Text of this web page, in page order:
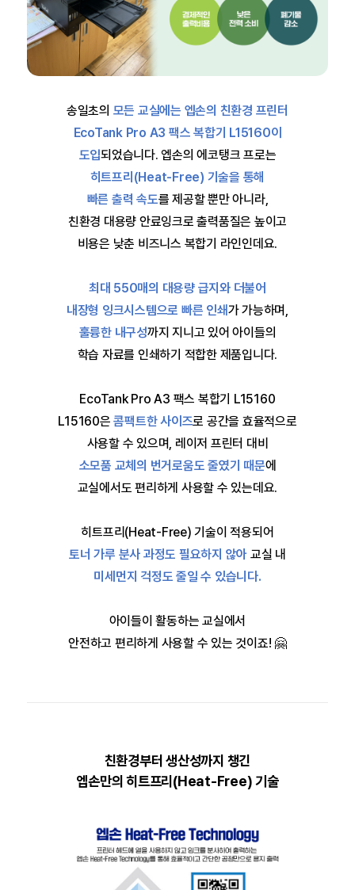
송일초의 모든 교실에는 엡손의 친환경 프린터
EcoTank Pro A3 팩스 복합기 L15160이
도입되었습니다. 엡손의 에코탱크 프로는
히트프리(Heat-Free) 기술을 통해
빠른 출력 속도를 제공할 뿐만 아니라,
친환경 대용량 안료잉크로 출력품질은 높이고
비용은 낮춘 비즈니스 복합기 라인인데요.
최대 550매의 대용량 급지와 더불어
내장형 잉크시스템으로 빠른 인쇄가 가능하며,
훌륭한 내구성까지 지니고 있어 아이들의
학습 자료를 인쇄하기 적합한 제품입니다.
EcoTank Pro A3 팩스 복합기 L15160
L15160은콤팩트한 사이즈로 공간을 효율적으로
사용할 수 있으며, 레이저 프린터 대비
소모품 교체의 번거로움도 줄였기 때문에
교실에서도 편리하게 사용할 수 있는데요.
히트프리(Heat-Free) 기술이 적용되어
토너 가루 분사 과정도 필요하지 않아 교실 내
미세먼지 걱정도 줄일 수 있습니다.
아이들이 활동하는 교실에서
안전하고 편리하게 사용할 수 있는 것이죠! 🤗
친환경부터 생산성까지 챙긴
엡손만의 히트프리(Heat-Free) 기술